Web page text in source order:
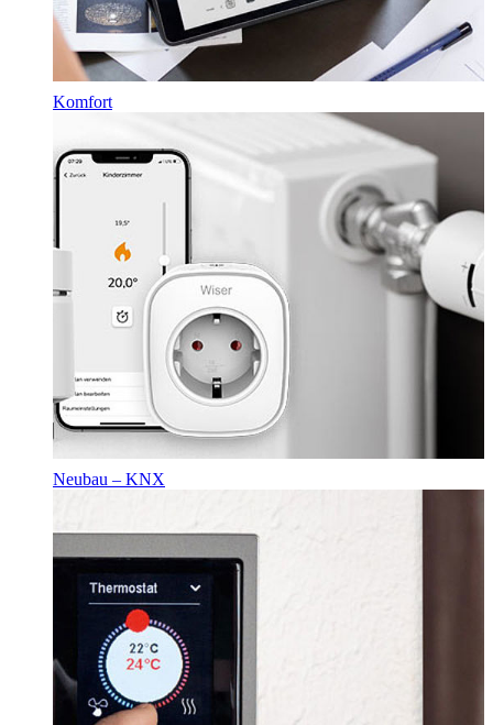
Komfort
Neubau – KNX